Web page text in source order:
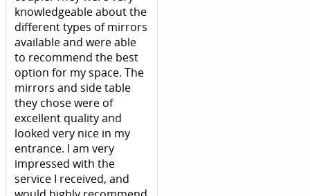
knowledgeable about the
different types of mirrors
available and were able
to recommend the best
option for my space. The
mirrors and side table
they chose were of
excellent quality and
looked very nice in my
entrance. I am very
impressed with the
service I received, and